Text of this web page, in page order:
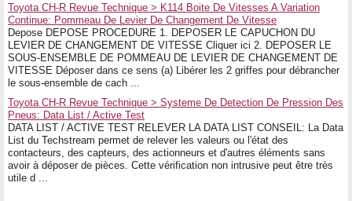
Toyota CH-R Revue Technique > K114 Boite De Vitesses A Variation
Continue: Pommeau De Levier De Changement De Vitesse
Depose DEPOSE PROCEDURE 1. DEPOSER LE CAPUCHON DU
LEVIER DE CHANGEMENT DE VITESSE Cliquer ici 2. DEPOSER LE
SOUS-ENSEMBLE DE POMMEAU DE LEVIER DE CHANGEMENT DE
VITESSE Déposer dans ce sens (a) Libérer les 2 griffes pour débrancher
le sous-ensemble de cach ...
Toyota CH-R Revue Technique > Systeme De Detection De Pression Des
Pneus: Data List / Active Test
DATA LIST / ACTIVE TEST RELEVER LA DATA LIST CONSEIL: La Data
List du Techstream permet de relever les valeurs ou l'état des
contacteurs, des capteurs, des actionneurs et d'autres éléments sans
avoir à déposer de pièces. Cette vérification non intrusive peut être très
utile d ...